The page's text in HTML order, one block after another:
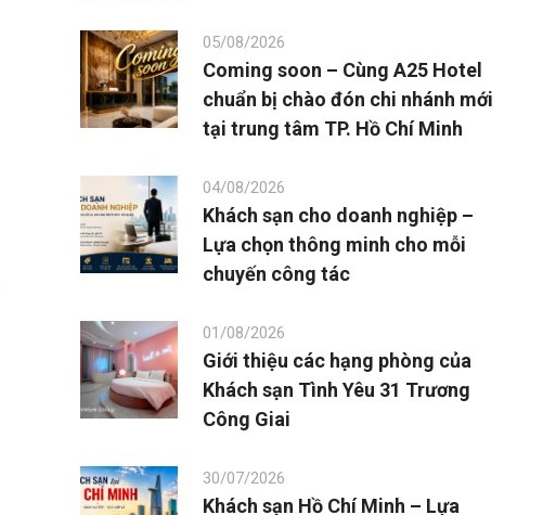
05/08/2026
Coming soon – Cùng A25 Hotel
chuẩn bị chào đón chi nhánh mới
tại trung tâm TP. Hồ Chí Minh
04/08/2026
Khách sạn cho doanh nghiệp –
Lựa chọn thông minh cho mỗi
chuyến công tác
01/08/2026
Giới thiệu các hạng phòng của
Khách sạn Tình Yêu 31 Trương
Công Giai
30/07/2026
Khách sạn Hồ Chí Minh – Lựa